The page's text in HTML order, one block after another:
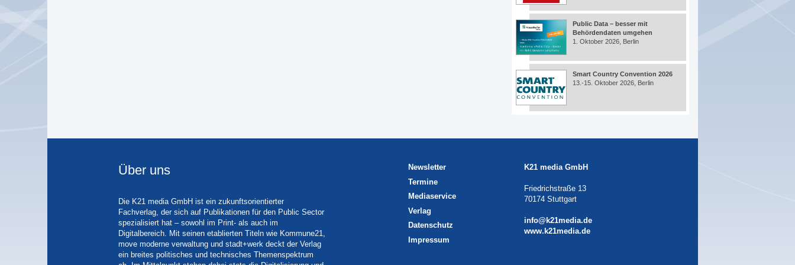
Public Data – besser mit
Behördendaten umgehen
1. Oktober 2026, Berlin
Smart Country Convention 2026
13.-15. Oktober 2026, Berlin
Über uns
Die K21 media GmbH ist ein zukunftsorientierter
Fachverlag, der sich auf Publikationen für den Public Sector
spezialisiert hat – sowohl im Print- als auch im
Digitalbereich. Mit seinen etablierten Titeln wie Kommune21,
move moderne verwaltung und stadt+werk deckt der Verlag
ein breites politisches und technisches Themenspektrum
Newsletter
Termine
Mediaservice
Verlag
Datenschutz
Impressum
K21 media GmbH
Friedrichstraße 13
70174 Stuttgart
info@k21media.de
www.k21media.de